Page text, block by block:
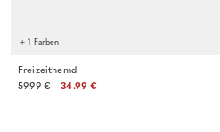
+ 1 Farben
Freizeithemd
59.99 €
34.99 €